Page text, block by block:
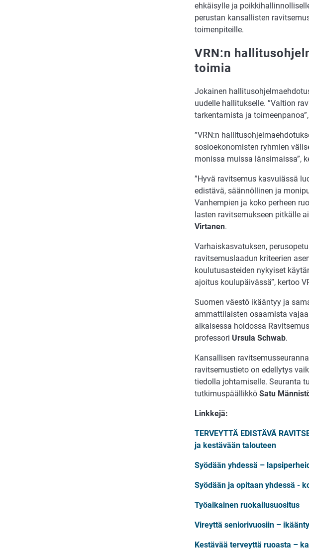
ehkäisylle ja
perustan kansallisten
toimenpi­teille.
VRN:n
toimia
Jokainen
uudelle hallitukselle. ”Valtion
tarkentamista ja
”VRN:n
sosioekonomisten ryhmien
monissa muissa länsimaissa”,
”Hyvä ravitsemus kasvuiässä
edistävä, säännöllinen ja
Vanhempien ja koko perheen
lasten ravitsemukseen pitkälle
Virtanen.
Varhaiskasvatuksen,
ravitsemuslaadun kriteerien
koulutusasteiden nykyiset
ajoitus koulupäivässä”, kertoo
Suomen väestö ikääntyy ja
ammattilaisten osaamista
aikaisessa hoidossa
professori Ursula Schwab.
Kansallisen
ravitsemustieto on edellytys
tiedolla johtamiselle. Seuranta
tutkimuspäällikkö Satu
Linkkejä:
TERVEYTTÄ EDISTÄVÄ
ja kestävään talouteen
Syödään yhdessä –
Syödään ja opitaan yhdessä -
Työaikainen ruokailusuositus
Vireyttä seniorivuosiin –
Kestävää terveyttä ruoasta –